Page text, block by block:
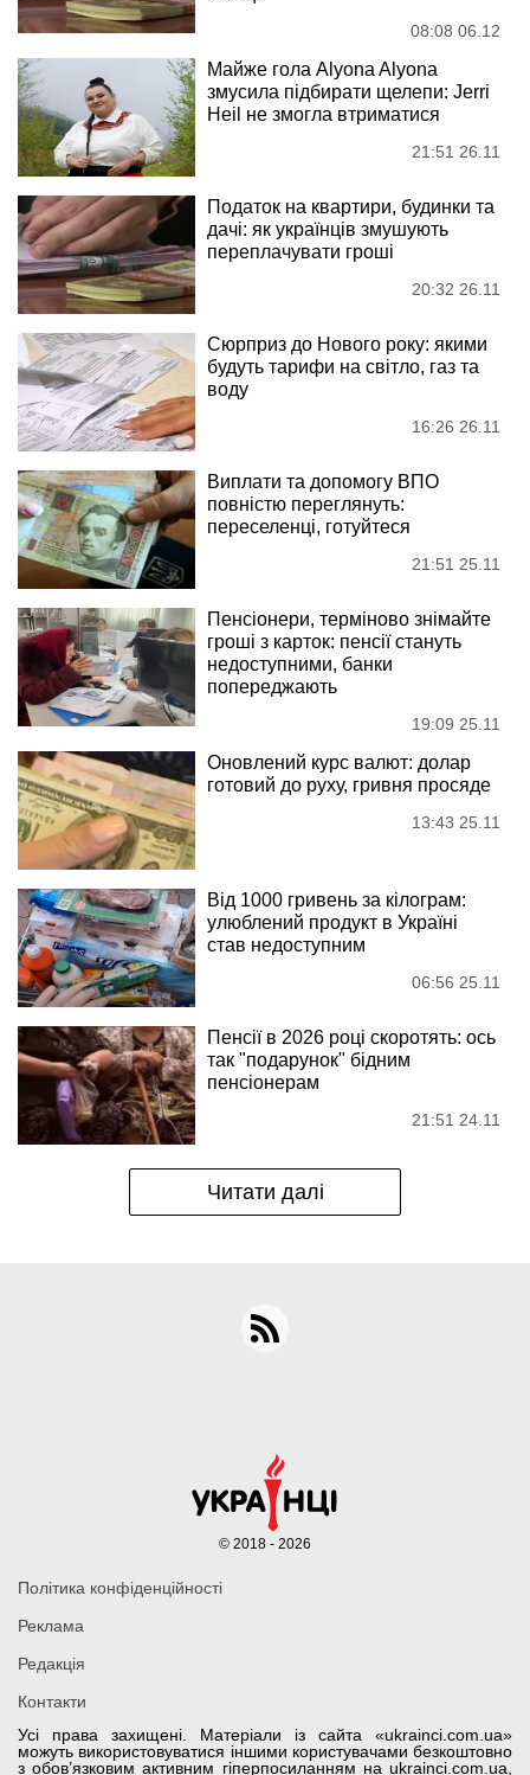
08:08 06.12
Майже гола Alyona Alyona
змусила підбирати щелепи: Jerri
Heil не змогла втриматися
21:51 26.11
Податок на квартири, будинки та
дачі: як українців змушують
переплачувати гроші
20:32 26.11
Сюрприз до Нового року: якими
будуть тарифи на світло, газ та
воду
16:26 26.11
Виплати та допомогу ВПО
повністю переглянуть:
переселенці, готуйтеся
21:51 25.11
Пенсіонери, терміново знімайте
гроші з карток: пенсії стануть
недоступними, банки
попереджають
19:09 25.11
Оновлений курс валют: долар
готовий до руху, гривня просяде
13:43 25.11
Від 1000 гривень за кілограм:
улюблений продукт в Україні
став недоступним
06:56 25.11
Пенсії в 2026 році скоротять: ось
так "подарунок" бідним
пенсіонерам
21:51 24.11
Читати далі
Усі права захищені. Матеріали із сайта «ukrainci.com.ua»
можуть використовуватися іншими користувачами безкоштовно
з обов’язковим активним гіперпосиланням на ukrainci.com.ua,
Політика конфіденційності
Реклама
Редакція
Контакти
© 2018 - 2026